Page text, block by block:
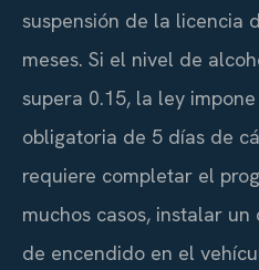
suspensión de la licencia
meses. Si el nivel de
supera 0.15, la ley
obligatoria de 5 días de
requiere completar el
muchos casos, instalar
de encendido en el